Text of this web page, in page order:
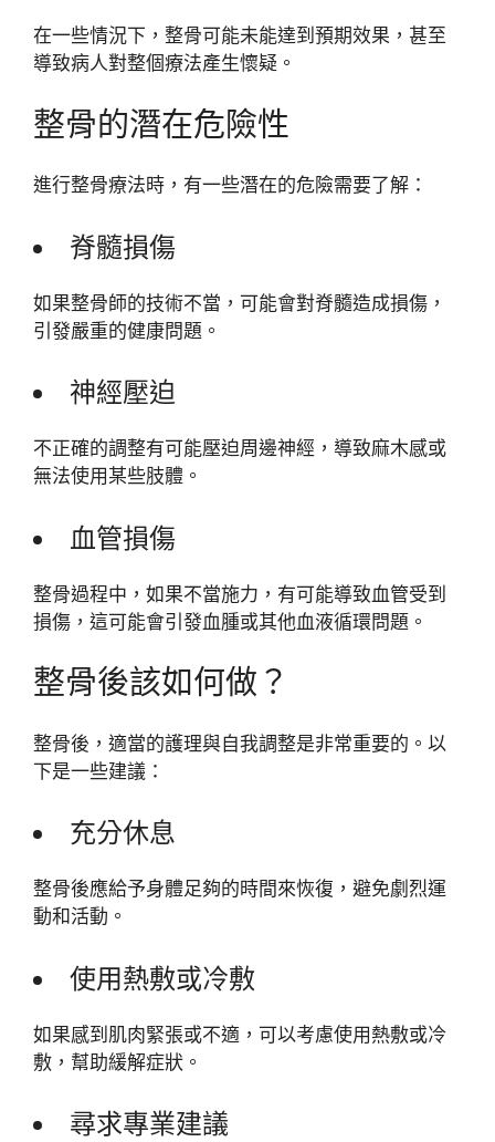
在一些情況下，整骨可能未能達到預期效果，甚至
導致病人對整個療法產生懷疑。
整骨的潛在危險性
進行整骨療法時，有一些潛在的危險需要了解：
脊髓損傷
如果整骨師的技術不當，可能會對脊髓造成損傷，
引發嚴重的健康問題。
神經壓迫
不正確的調整有可能壓迫周邊神經，導致麻木感或
無法使用某些肢體。
血管損傷
整骨過程中，如果不當施力，有可能導致血管受到
損傷，這可能會引發血腫或其他血液循環問題。
整骨後該如何做？
整骨後，適當的護理與自我調整是非常重要的。以
下是一些建議：
充分休息
整骨後應給予身體足夠的時間來恢復，避免劇烈運
動和活動。
使用熱敷或冷敷
如果感到肌肉緊張或不適，可以考慮使用熱敷或冷
敷，幫助緩解症狀。
尋求專業建議